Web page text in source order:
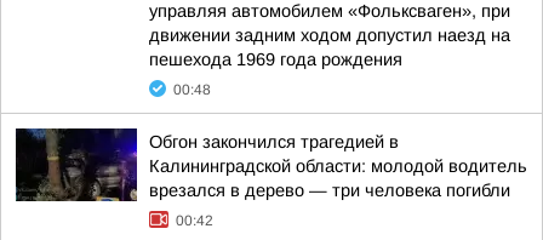
управляя автомобилем «Фольксваген», при
движении задним ходом допустил наезд на
пешехода 1969 года рождения
00:48
Обгон закончился трагедией в
Калининградской области: молодой водитель
врезался в дерево — три человека погибли
00:42